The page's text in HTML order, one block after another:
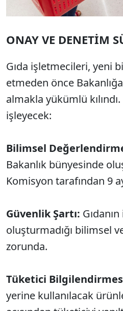
ONAY VE DENETİM
Gıda işletmecileri, yeni
etmeden önce
almakla yükümlü
işleyecek:
Bilimsel
Bakanlık bünyesinde
Komisyon tarafından 9
Güvenlik Şartı:
oluşturmadığı bilimsel
zorunda.
Tüketici
yerine kullanılacak